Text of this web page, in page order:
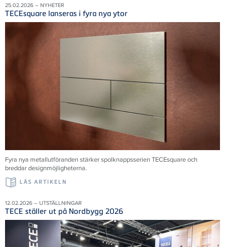
25.02.2026 – NYHETER
TECEsquare lanseras i fyra nya ytor
Fyra nya metallutföranden stärker spolknappsserien TECEsquare och
breddar designmöjligheterna.
LÄS ARTIKELN
12.02.2026 – UTSTÄLLNINGAR
TECE ställer ut på Nordbygg 2026